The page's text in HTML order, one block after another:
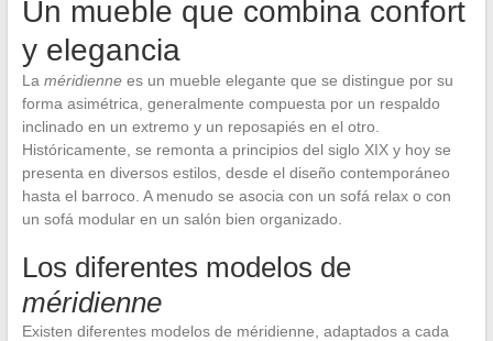
Un mueble que combina confort
y elegancia
La méridiennees un mueble elegante que se distingue por su
forma asimétrica, generalmente compuesta por un respaldo
inclinado en un extremo y un reposapiés en el otro.
Históricamente, se remonta a principios del siglo XIX y hoy se
presenta en diversos estilos, desde el diseño contemporáneo
hasta el barroco. A menudo se asocia con un sofá relax o con
un sofá modular en un salón bien organizado.
Los diferentes modelos de
méridienne
Existen diferentes modelos de méridienne, adaptados a cada